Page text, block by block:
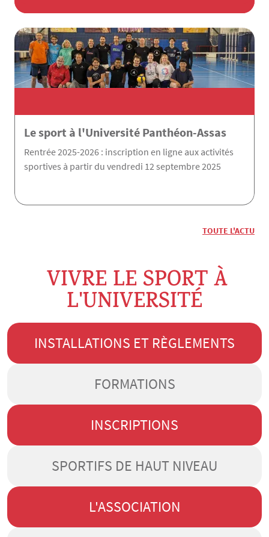
Le sport à l'Université Panthéon-Assas
Rentrée 2025-2026 : inscription en ligne aux activités
sportives à partir du vendredi 12 septembre 2025
TOUTE L'ACTU
VIVRE LE SPORT À
L'UNIVERSITÉ
INSTALLATIONS ET RÈGLEMENTS
FORMATIONS
INSCRIPTIONS
SPORTIFS DE HAUT NIVEAU
L'ASSOCIATION